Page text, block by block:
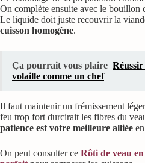
On complète ensuite avec le bouillon
Le liquide doit juste recouvrir la
cuisson homogène.
Ça pourrait vous plaire
volaille comme un chef
Il faut maintenir un frémissement
feu trop fort durcirait les fibres du
patience est votre meilleure alliée
On peut consulter ce Rôti de veau